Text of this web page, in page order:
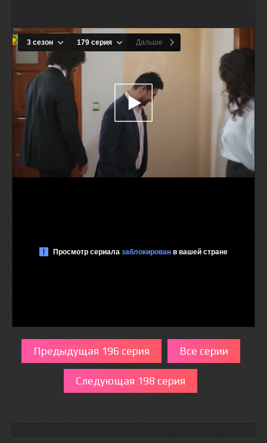
Предыдущая 196 серия Все серии
Следующая 198 серия